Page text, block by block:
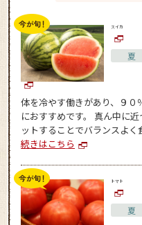
スイカ
夏
体を冷やす働きがあり、９
におすすめです。 真ん中に
ットすることでバランスよく
続きはこちら
トマト
夏